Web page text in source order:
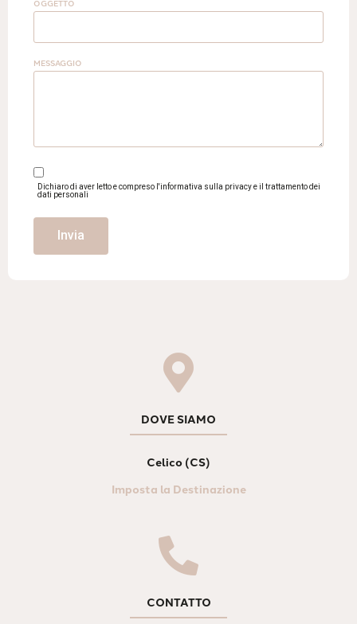
OGGETTO
MESSAGGIO
Dichiaro di aver letto e compreso l'informativa sulla privacy e il trattamento dei
dati personali
Invia
DOVE SIAMO
Celico (CS)
Imposta la Destinazione
CONTATTO